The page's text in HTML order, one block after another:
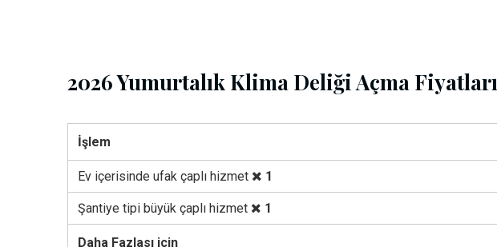
2026 Yumurtalık Klima Deliği Açma Fiyatları
İşlem
Ev içerisinde ufak çaplı hizmet 1
Şantiye tipi büyük çaplı hizmet 1
Daha Fazlası için